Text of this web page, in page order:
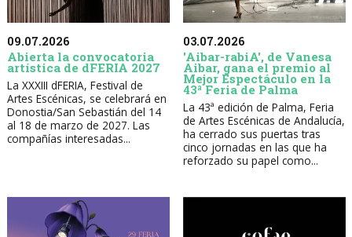
09.07.2026
Abierta la convocatoria
artística de dFERIA 2027
La XXXIII dFERIA, Festival de
Artes Escénicas, se celebrará en
Donostia/San Sebastián del 14
al 18 de marzo de 2027. Las
compañías interesadas...
03.07.2026
'Aibar-rabiA', de Vanesa
Aibar, gana el premio al
Mejor Espectáculo en la
43ª Feria de Palma
La 43ª edición de Palma, Feria
de Artes Escénicas de Andalucía,
ha cerrado sus puertas tras
cinco jornadas en las que ha
reforzado su papel como...